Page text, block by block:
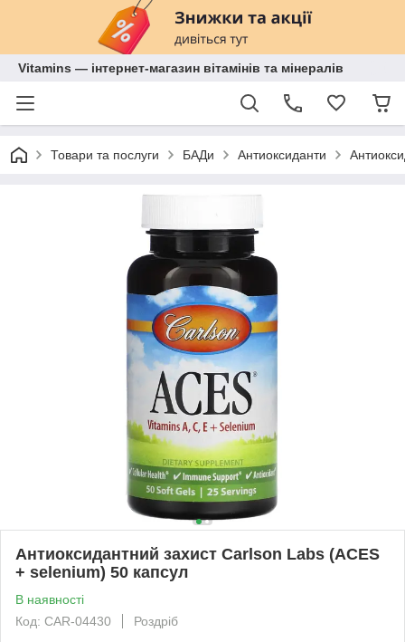
Vitamins — інтернет-магазин вітамінів та мінералів
Товари та послуги БАДи Антиоксиданти
Антиоксидантний захист Carlson Labs (ACES
+ selenium) 50 капсул
В наявності
Код: CAR-04430
Роздріб